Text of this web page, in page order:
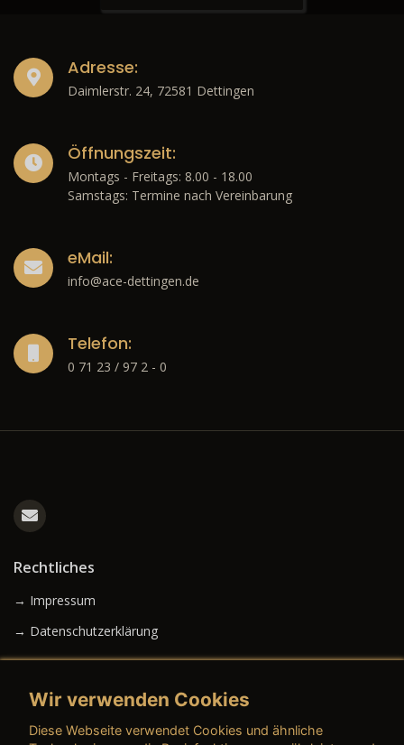
Adresse:
Daimlerstr. 24, 72581 Dettingen
Öffnungszeit:
Montags - Freitags: 8.00 - 18.00
Samstags: Termine nach Vereinbarung
eMail:
info@ace-dettingen.de
Telefon:
0 71 23 / 97 2 - 0
Rechtliches
→ Impressum
→ Datenschutzerklärung
Wir verwenden Cookies
Diese Webseite verwendet Cookies und ähnliche